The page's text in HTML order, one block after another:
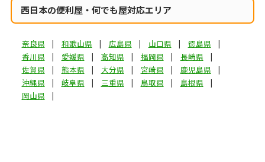
西日本の便利屋・何でも屋対応エリア
奈良県 和歌山県 広島県 山口県
徳島県
香川県
愛媛県 高知県 福岡県
長崎県
佐賀県
熊本県 大分県 宮崎県
鹿児島県
沖縄県
岐阜県 三重県 鳥取県
島根県
岡山県